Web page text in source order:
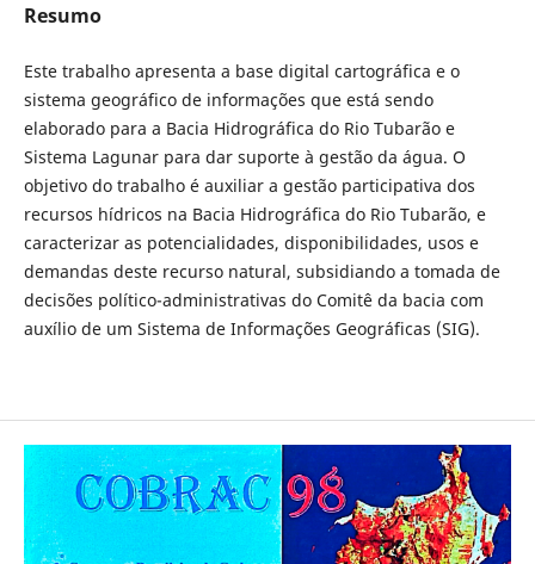
Resumo
Este trabalho apresenta a base digital cartográfica e o
sistema geográfico de informações que está sendo
elaborado para a Bacia Hidrográfica do Rio Tubarão e
Sistema Lagunar para dar suporte à gestão da água. O
objetivo do trabalho é auxiliar a gestão participativa dos
recursos hídricos na Bacia Hidrográfica do Rio Tubarão, e
caracterizar as potencialidades, disponibilidades, usos e
demandas deste recurso natural, subsidiando a tomada de
decisões político-administrativas do Comitê da bacia com
auxílio de um Sistema de Informações Geográficas (SIG).